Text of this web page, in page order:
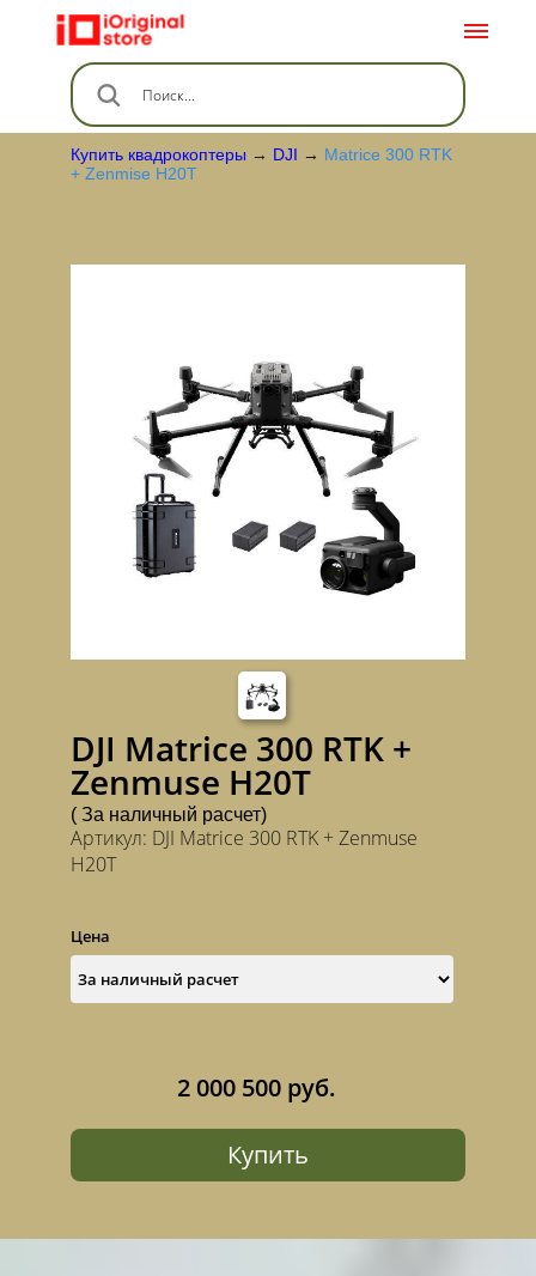
Купить квадрокоптеры → DJI → Matrice 300 RTK
+ Zenmise H20T
DJI Matrice 300 RTK +
Zenmuse H20T
( За наличный расчет)
Артикул: DJI Matrice 300 RTK + Zenmuse
H20T
2 000 500 руб.
Купить
Цена